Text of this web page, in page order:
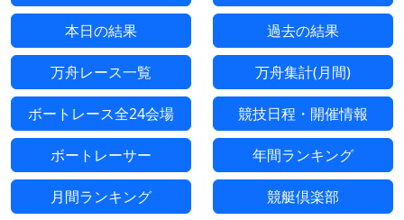
本日の結果 過去の結果
万舟レース一覧 万舟集計(月間)
ボートレース全24会場 競技日程・開催情報
ボートレーサー 年間ランキング
月間ランキング 競艇倶楽部